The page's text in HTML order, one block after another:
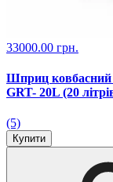
33000.00 грн.
Шприц ковбасний
GRT- 20L (20
(5)
Купити